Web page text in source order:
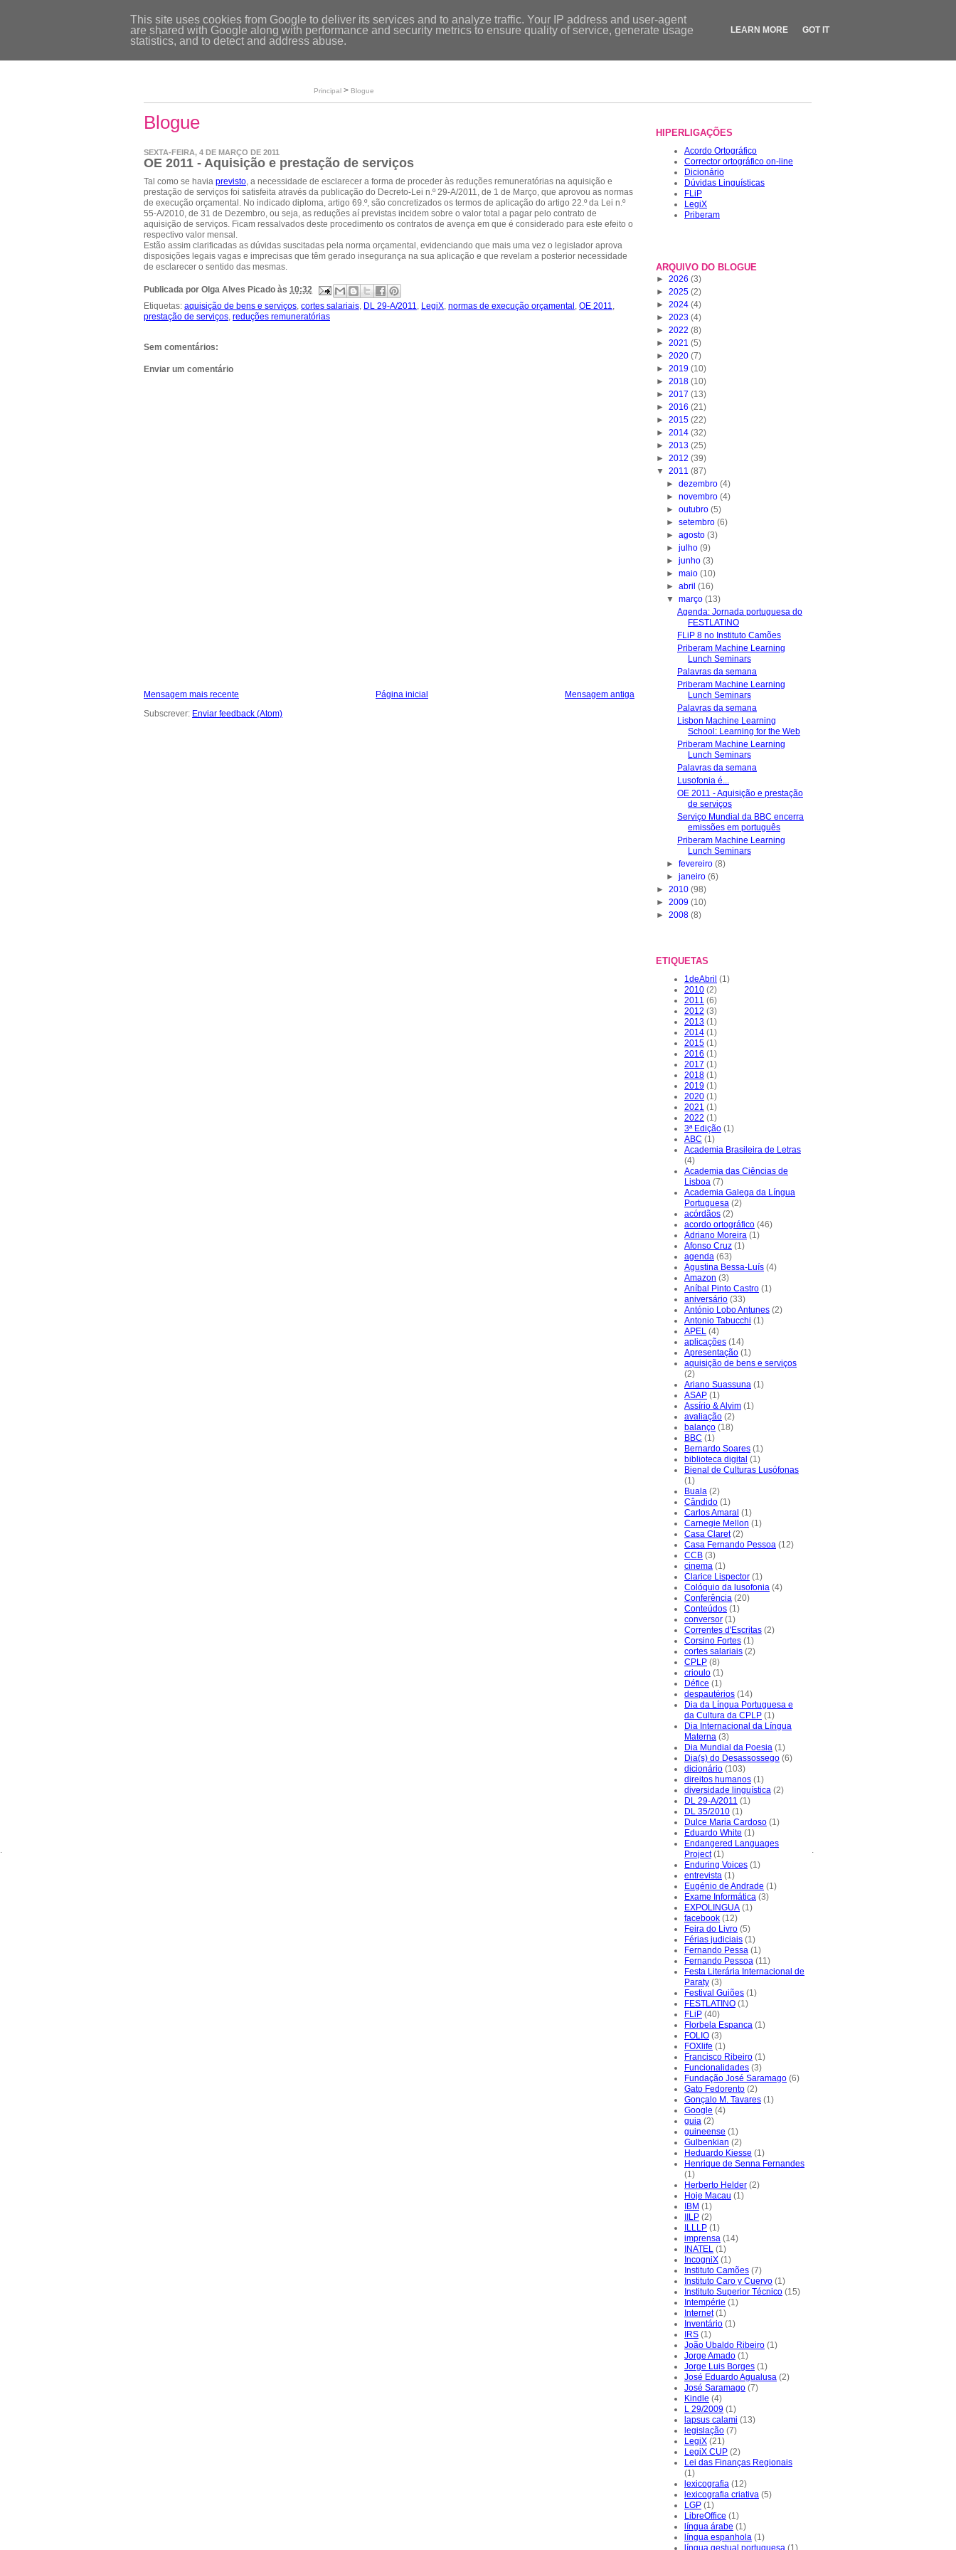
.
Início
Loja
Principal > Blogue
Blogue
SEXTA-FEIRA, 4 DE MARÇO DE 2011
OE 2011 - Aquisição e prestação de serviços
Tal como se havia previsto, a necessidade de esclarecer a forma de proceder às reduções remuneratórias na aquisição e
prestação de serviços foi satisfeita através da publicação do Decreto-Lei n.º 29-A/2011, de 1 de Março, que aprovou as normas
de execução orçamental. No indicado diploma, artigo 69.º, são concretizados os termos de aplicação do artigo 22.º da Lei n.º
55-A/2010, de 31 de Dezembro, ou seja, as reduções aí previstas incidem sobre o valor total a pagar pelo contrato de
aquisição de serviços. Ficam ressalvados deste procedimento os contratos de avença em que é considerado para este efeito o
respectivo valor mensal.
Estão assim clarificadas as dúvidas suscitadas pela norma orçamental, evidenciando que mais uma vez o legislador aprova
disposições legais vagas e imprecisas que têm gerado insegurança na sua aplicação e que revelam a posterior necessidade
de esclarecer o sentido das mesmas.
Publicada por Olga Alves Picado às 10:32
Etiquetas: aquisição de bens e serviços, cortes salariais, DL 29-A/2011, LegiX, normas de execução orçamental , OE 2011,
prestação de serviços, reduções remuneratórias
Sem comentários:
Enviar um comentário
Mensagem mais recente Mensagem antiga
Página inicial
Subscrever: Enviar feedback (Atom)
HIPERLIGAÇÕES
Acordo Ortográfico
Corrector ortográfico on-line
Dicionário
Dúvidas Linguísticas
FLiP
LegiX
Priberam
ARQUIVO DO BLOGUE
► 2026 (3)
► 2025 (2)
► 2024 (4)
► 2023 (4)
► 2022 (8)
► 2021 (5)
► 2020 (7)
► 2019 (10)
► 2018 (10)
► 2017 (13)
► 2016 (21)
► 2015 (22)
► 2014 (32)
► 2013 (25)
► 2012 (39)
▼ 2011 (87)
►dezembro(4)
►novembro(4)
►outubro(5)
►setembro(6)
►agosto(3)
►julho(9)
►junho(3)
►maio(10)
►abril(16)
▼março(13)
Agenda: Jornada portuguesa do
FESTLATINO
FLiP 8 no Instituto Camões
Priberam Machine Learning
Lunch Seminars
Palavras da semana
Priberam Machine Learning
Lunch Seminars
Palavras da semana
Lisbon Machine Learning
School: Learning for the Web
Priberam Machine Learning
Lunch Seminars
Palavras da semana
Lusofonia é...
OE 2011 - Aquisição e prestação
de serviços
Serviço Mundial da BBC encerra
emissões em português
Priberam Machine Learning
Lunch Seminars
►fevereiro(8)
►janeiro(6)
► 2010 (98)
► 2009 (10)
► 2008 (8)
ETIQUETAS
1deAbril (1)
2010 (2)
2011 (6)
2012 (3)
2013 (1)
2014 (1)
2015 (1)
2016 (1)
2017 (1)
2018 (1)
2019 (1)
2020 (1)
2021 (1)
2022 (1)
3ª Edição (1)
ABC (1)
Academia Brasileira de Letras
(4)
Academia das Ciências de
Lisboa (7)
Academia Galega da Língua
Portuguesa (2)
acórdãos (2)
acordo ortográfico (46)
Adriano Moreira (1)
Afonso Cruz (1)
agenda (63)
Agustina Bessa-Luís (4)
Amazon (3)
Aníbal Pinto Castro (1)
aniversário (33)
António Lobo Antunes (2)
Antonio Tabucchi (1)
APEL (4)
aplicações (14)
Apresentação (1)
aquisição de bens e serviços
(2)
Ariano Suassuna (1)
ASAP (1)
Assírio & Alvim (1)
avaliação (2)
balanço (18)
BBC (1)
Bernardo Soares (1)
biblioteca digital (1)
Bienal de Culturas Lusófonas
(1)
Buala (2)
Cândido (1)
Carlos Amaral (1)
Carnegie Mellon (1)
Casa Claret (2)
Casa Fernando Pessoa (12)
CCB (3)
cinema (1)
Clarice Lispector (1)
Colóquio da lusofonia (4)
Conferência (20)
Conteúdos (1)
conversor (1)
Correntes d'Escritas (2)
Corsino Fortes (1)
cortes salariais (2)
CPLP (8)
crioulo (1)
Défice (1)
despautérios (14)
Dia da Língua Portuguesa e
da Cultura da CPLP (1)
Dia Internacional da Língua
Materna (3)
Dia Mundial da Poesia (1)
Dia(s) do Desassossego (6)
dicionário (103)
direitos humanos (1)
diversidade linguística (2)
DL 29-A/2011 (1)
DL 35/2010 (1)
Dulce Maria Cardoso (1)
Eduardo White (1)
Endangered Languages
Project (1)
Enduring Voices (1)
entrevista (1)
Eugénio de Andrade (1)
Exame Informática (3)
EXPOLINGUA (1)
facebook (12)
Feira do Livro (5)
Férias judiciais (1)
Fernando Pessa (1)
Fernando Pessoa (11)
Festa Literária Internacional de
Paraty (3)
Festival Guiões (1)
FESTLATINO (1)
FLiP (40)
Florbela Espanca (1)
FOLIO (3)
FOXlife (1)
Francisco Ribeiro (1)
Funcionalidades (3)
Fundação José Saramago (6)
Gato Fedorento (2)
Gonçalo M. Tavares (1)
Google (4)
guia (2)
guineense (1)
Gulbenkian (2)
Heduardo Kiesse (1)
Henrique de Senna Fernandes
(1)
Herberto Helder (2)
Hoje Macau (1)
IBM (1)
IILP (2)
ILLLP (1)
imprensa (14)
INATEL (1)
IncogniX (1)
Instituto Camões (7)
Instituto Caro y Cuervo (1)
Instituto Superior Técnico (15)
Intempérie (1)
Internet (1)
Inventário (1)
IRS (1)
João Ubaldo Ribeiro (1)
Jorge Amado (1)
Jorge Luis Borges (1)
José Eduardo Agualusa (2)
José Saramago (7)
Kindle (4)
L 29/2009 (1)
lapsus calami (13)
legislação (7)
LegiX (21)
LegiX CUP (2)
Lei das Finanças Regionais
(1)
lexicografia (12)
lexicografia criativa (5)
LGP (1)
LibreOffice (1)
língua árabe (1)
língua espanhola (1)
língua gestual portuguesa (1)
.
This site uses cookies from Google to deliver its services and to analyze traffic. Your IP address and user-agent
are shared with Google along with performance and security metrics to ensure quality of service, generate usage
statistics, and to detect and address abuse.
LEARN MORE GOT IT